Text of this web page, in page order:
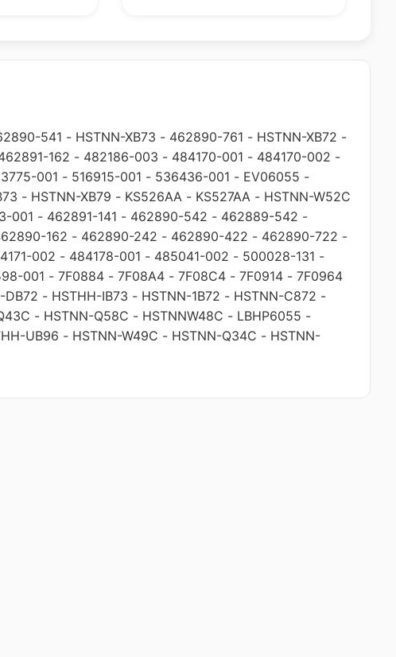
541 - HSTNN-XB73 - 462890-761 - HSTNN-XB72 -
162 - 482186-003 - 484170-001 - 484170-002 -
001 - 516915-001 - 536436-001 - EV06055 -
- HSTNN-XB79 - KS526AA - KS527AA - HSTNN-W52C
001 - 462891-141 - 462890-542 - 462889-542 -
162 - 462890-242 - 462890-422 - 462890-722 -
002 - 484178-001 - 485041-002 - 500028-131 -
001 - 7F0884 - 7F08A4 - 7F08C4 - 7F0914 - 7F0964
DB72 - HSTHH-IB73 - HSTNN-1B72 - HSTNN-C872 -
- HSTNN-Q58C - HSTNNW48C - LBHP6055 -
UB96 - HSTNN-W49C - HSTNN-Q34C - HSTNN-